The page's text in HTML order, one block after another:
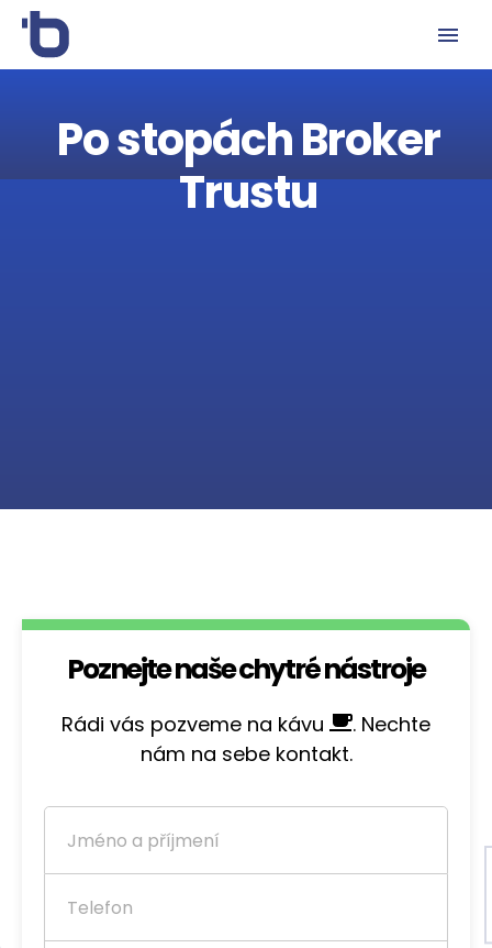
Po stopách Broker
Trustu
Poznejte naše chytré nástroje
Rádi vás pozveme na kávu
. Nechte
nám na sebe kontakt.